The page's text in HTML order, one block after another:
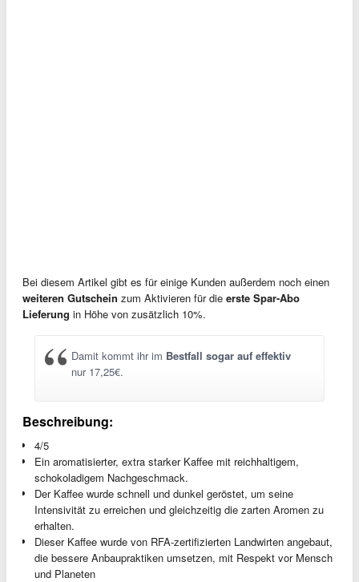
Bei diesem Artikel gibt es für einige Kunden außerdem noch einen
weiteren Gutschein zum Aktivieren für die erste Spar-Abo
Lieferung in Höhe von zusätzlich 10%.
Damit kommt ihr im Bestfall sogar auf effektiv
nur 17,25€.
Beschreibung:
4/5
Ein aromatisierter, extra starker Kaffee mit reichhaltigem,
schokoladigem Nachgeschmack.
Der Kaffee wurde schnell und dunkel geröstet, um seine
Intensivität zu erreichen und gleichzeitig die zarten Aromen zu
erhalten.
Dieser Kaffee wurde von RFA-zertifizierten Landwirten angebaut,
die bessere Anbaupraktiken umsetzen, mit Respekt vor Mensch
und Planeten